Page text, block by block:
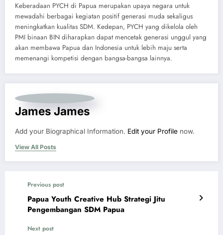
Keberadaan PYCH di Papua merupakan upaya negara untuk
mewadahi berbagai kegiatan positif generasi muda sekaligus
meningkatkan kualitas SDM. Kedepan, PYCH yang dikelola oleh
PMI binaan BIN diharapkan dapat mencetak generasi unggul yang
akan membawa Papua dan Indonesia untuk lebih maju serta
memenangi kompetisi dengan bangsa-bangsa lainnya.
James James
Add your Biographical Information. Edit your Profile now.
View All Posts
Previous post
Papua Youth Creative Hub Strategi Jitu
Pengembangan SDM Papua
Next post